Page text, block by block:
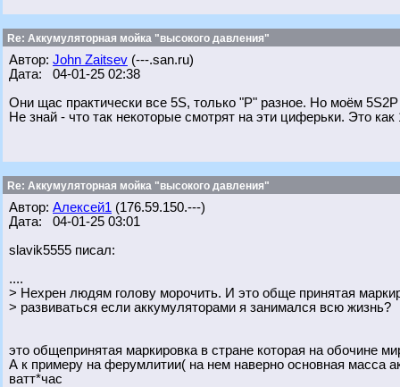
Re: Аккумуляторная мойка "высокого давления"
Автор: John Zaitsev (---.san.ru)
Дата: 04-01-25 02:38
Они щас практически все 5S, только "Р" разное. Но моём
Не знай - что так некоторые смотрят на эти циферьки. Это
Re: Аккумуляторная мойка "высокого давления"
Автор: Алексей1 (176.59.150.---)
Дата: 04-01-25 03:01
slavik5555 писал:
....
> Нехрен людям голову морочить. И это обще принятая
> развиваться если аккумуляторами я занимался всю жизнь?
это общепринятая маркировка в стране которая на обочине
А к примеру на ферумлитии( на нем наверно основная масса
ватт*час